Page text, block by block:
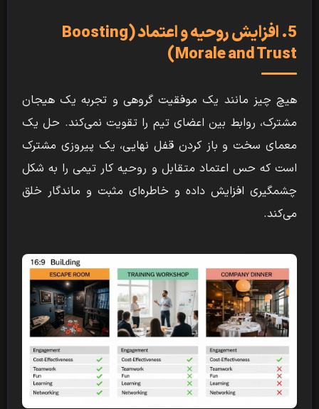
5. افزایش روحیه و اعتماد (Boosting
Morale and Trust)
هیچ چیز مانند یک موفقیت گروهی و تجربه یک هیجان
مشترک، روابط بین اعضای تیم را تقویت نمی‌کند. حل یک
معمای سخت و باز کردن قفل نهایی، یک پیروزی مشترک
است که حس اعتماد متقابل و روحیه کار تیمی را به شکل
چشمگیری افزایش داده و خاطره‌ای مثبت و ماندگار خلق
می‌کند.